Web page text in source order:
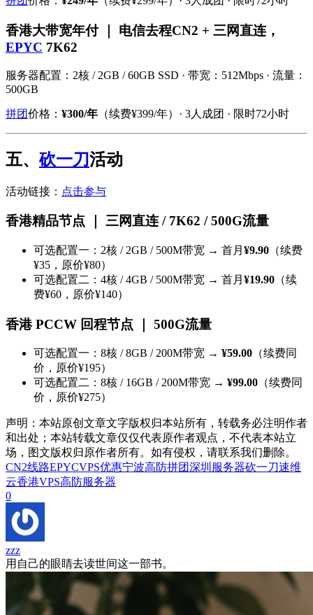
香港大带宽年付 ｜ 电信去程CN2 + 三网直连，
EPYC 7K62
服务器配置：2核 / 2GB / 60GB SSD · 带宽：512Mbps · 流量：
500GB
拼团价格： ¥300/年 （续费¥399/年）· 3人成团 · 限时72小时
五、砍一刀活动
活动链接： 点击参与
香港精品节点 ｜ 三网直连 / 7K62 / 500G流量
可选配置一：2核 / 2GB / 500M带宽 → 首月 ¥9.90 （续费
¥35，原价¥80）
可选配置二：4核 / 4GB / 500M带宽 → 首月 ¥19.90 （续
费¥60，原价¥140）
香港 PCCW 回程节点 ｜ 500G流量
可选配置一：8核 / 8GB / 200M带宽 → ¥59.00 （续费同
价，原价¥195）
可选配置二：8核 / 16GB / 200M带宽 → ¥99.00 （续费同
价，原价¥275）
声明：本站原创文章文字版权归本站所有，转载务必注明作者
和出处；本站转载文章仅仅代表原作者观点，不代表本站立
场，图文版权归原作者所有。如有侵权，请联系我们删除。
CN2线路EPYCVPS优惠宁波高防拼团深圳服务器砍一刀速维
云香港VPS高防服务器
0
zzz
用自己的眼睛去读世间这一部书。